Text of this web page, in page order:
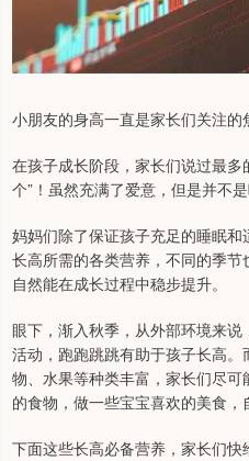
小朋友的身高一直是家长们关注的
在孩子成长阶段，家长们说过最
个”！虽然充满了爱意，但是并不是
妈妈们除了保证孩子充足的睡眠
长高所需的各类营养，不同的季
自然能在成长过程中稳步提升。
眼下，渐入秋季，从外部环境来
活动，跑跑跳跳有助于孩子长高
物、水果等种类丰富，家长们尽
的食物，做一些宝宝喜欢的美食，
下面这些长高必备营养，家长们快